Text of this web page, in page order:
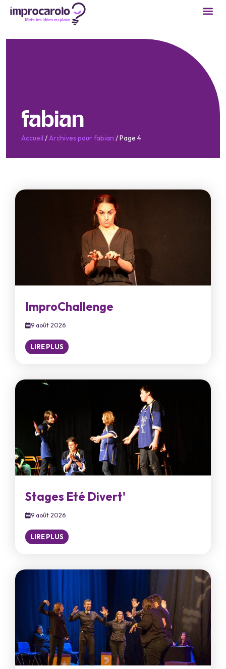
fabian
Accueil /Archives pour fabian /Page 4
ImproChallenge
9 août 2026
LIRE PLUS
Stages Eté Divert'
9 août 2026
LIRE PLUS